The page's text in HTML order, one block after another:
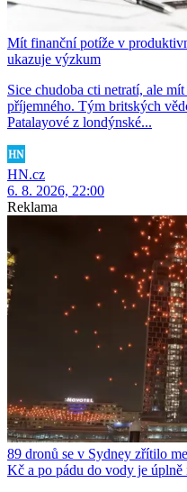
Mít finanční potíže v
ukazuje výzkum
Sice chudoba cti netratí, ale
příjemného. Tým britských
Patalayové z londýnské...
HN.cz
6. 8. 2026, 22:00
Reklama
89 dronů se v Sydney zřítilo
Kč a po pádu do vody je úplně